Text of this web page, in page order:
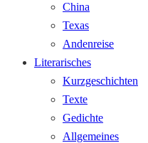
China
Texas
Andenreise
Literarisches
Kurzgeschichten
Texte
Gedichte
Allgemeines